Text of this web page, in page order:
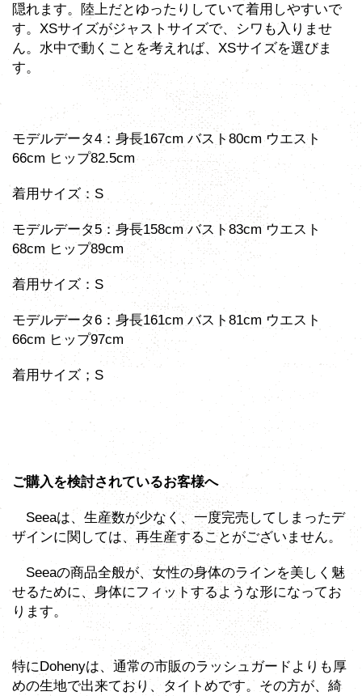
隠れます。陸上だとゆったりしていて着用しやすいで
す。XSサイズがジャストサイズで、シワも入りませ
ん。水中で動くことを考えれば、XSサイズを選びま
す。
モデルデータ4：身長167cm バスト80cm ウエスト
66cm ヒップ82.5cm
着用サイズ：S
モデルデータ5：身長158cm バスト83cm ウエスト
68cm ヒップ89cm
着用サイズ：S
モデルデータ6：身長161cm バスト81cm ウエスト
66cm ヒップ97cm
着用サイズ；S
ご購入を検討されているお客様へ
Seeaは、生産数が少なく、一度完売してしまったデ
ザインに関しては、再生産することがございません。
Seeaの商品全般が、女性の身体のラインを美しく魅
せるために、身体にフィットするような形になってお
ります。
特にDohenyは、通常の市販のラッシュガードよりも厚
めの生地で出来ており、タイトめです。その方が、綺